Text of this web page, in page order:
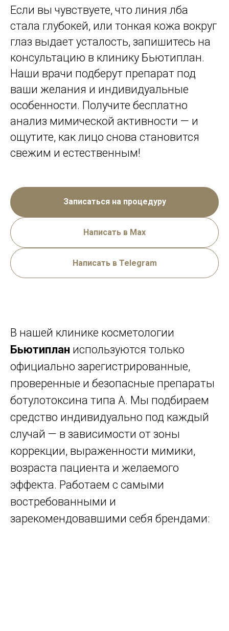
Если вы чувствуете, что линия лба
стала глубокей, или тонкая кожа вокруг
глаз выдает усталость, запишитесь на
консультацию в клинику Бьютиплан.
Наши врачи подберут препарат под
ваши желания и индивидуальные
особенности. Получите бесплатно
анализ мимической активности — и
ощутите, как лицо снова становится
свежим и естественным!
Записаться на процедуру
Написать в Max
Написать в Telegram
В нашей клинике косметологии
Бьютиплан используются только
официально зарегистрированные,
проверенные и безопасные препараты
ботулотоксина типа А. Мы подбираем
средство индивидуально под каждый
случай — в зависимости от зоны
коррекции, выраженности мимики,
возраста пациента и желаемого
эффекта. Работаем с самыми
востребованными и
зарекомендовавшими себя брендами: